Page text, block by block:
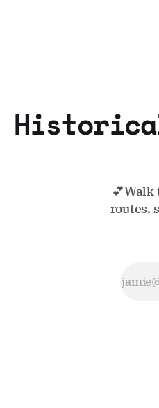
💕Walk
routes,